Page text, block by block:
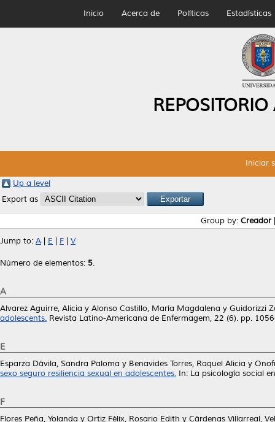
Inicio Acerca de Políticas Estadísticas
Iniciar
Up a level
Export as
Group by: Creador
Jump to: A E F V
Número de elementos: 5.
A
Alvarez Aguirre, Alicia y Alonso Castillo, María Magdalena y Guidorizzi
adolescents. Revista Latino-Americana de Enfermagem, 22 (6). pp.
E
Esparza Dávila, Sandra Paloma y Benavides Torres, Raquel Alicia y
sexo seguro resiliencia sexual en adolescentes. In: La psicología social
F
Flores Peña, Yolanda y Ortiz Félix, Rosario Edith y Cárdenas Villarreal,